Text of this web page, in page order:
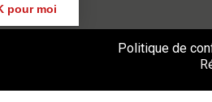
Politique de